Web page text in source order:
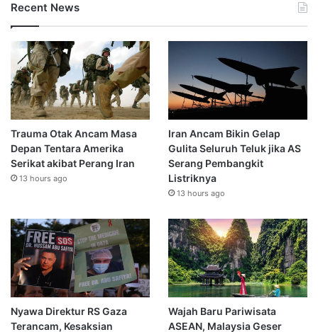
Recent News
Trauma Otak Ancam Masa
Depan Tentara Amerika
Serikat akibat Perang Iran
13 hours ago
Iran Ancam Bikin Gelap
Gulita Seluruh Teluk jika AS
Serang Pembangkit
Listriknya
13 hours ago
Nyawa Direktur RS Gaza
Terancam, Kesaksian
Wajah Baru Pariwisata
ASEAN, Malaysia Geser